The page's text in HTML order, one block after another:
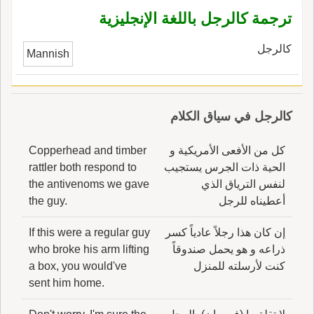
ترجمة كالرجل باللغة الإنجليزية
كالرجل Mannish
كالرجل في سياق الكلام
كل من الأفعى الأمريكية و
الحية ذات الجرس يستجيب
لنفس الترياق الذي
أعطيناه للرجل
Copperhead and timber
rattler both respond to
the antivenoms we gave
the guy.
إن كان هذا رجلاً عادياً كسر
ذراعه و هو يحمل صندوقاً
كنت لأرسلته للمنزل
If this were a regular guy
who broke his arm lifting
a box, you would've
sent him home.